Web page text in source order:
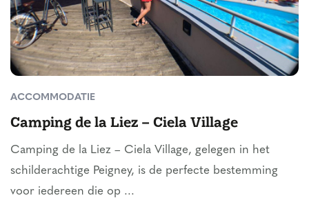
ACCOMMODATIE
Camping de la Liez – Ciela Village
Camping de la Liez – Ciela Village, gelegen in het
schilderachtige Peigney, is de perfecte bestemming
voor iedereen die op ...